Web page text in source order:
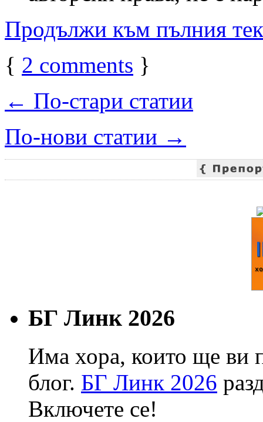
Продължи към пълния
{ 2 comments }
← По-стари статии
По-нови статии →
БГ Линк 2026
Има хора, които ще ви
блог. БГ Линк 2026
Включете се!